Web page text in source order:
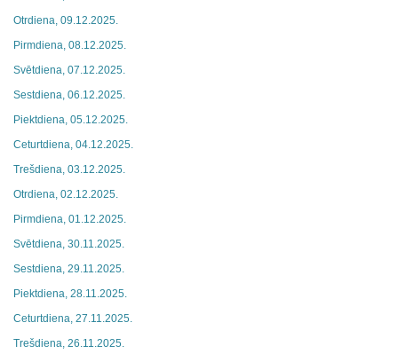
Otrdiena, 09.12.2025.
Pirmdiena, 08.12.2025.
Svētdiena, 07.12.2025.
Sestdiena, 06.12.2025.
Piektdiena, 05.12.2025.
Ceturtdiena, 04.12.2025.
Trešdiena, 03.12.2025.
Otrdiena, 02.12.2025.
Pirmdiena, 01.12.2025.
Svētdiena, 30.11.2025.
Sestdiena, 29.11.2025.
Piektdiena, 28.11.2025.
Ceturtdiena, 27.11.2025.
Trešdiena, 26.11.2025.